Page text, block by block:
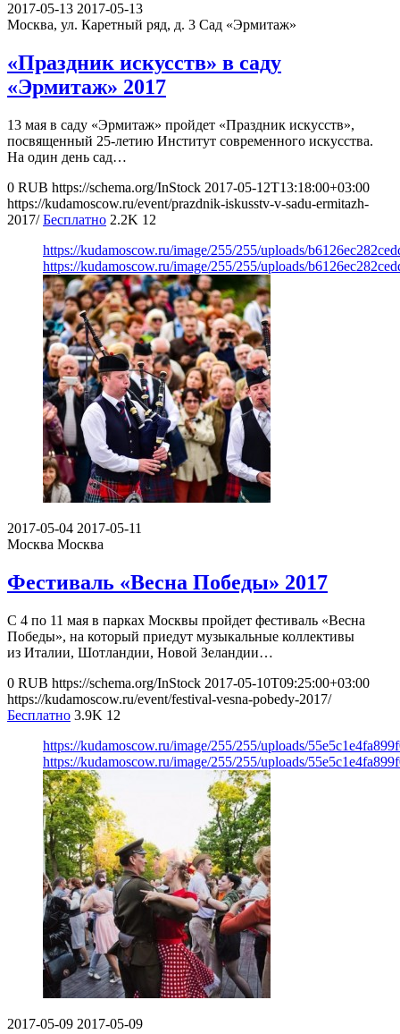
2017-05-13 2017-05-13
Москва, ул. Каретный ряд, д. 3 Сад «Эрмитаж»
«Праздник искусств» в саду
«Эрмитаж» 2017
13 мая в саду «Эрмитаж» пройдет «Праздник искусств»,
посвященный 25-летию Институт современного искусства.
На один день сад…
0 RUB https://schema.org/InStock 2017-05-12T13:18:00+03:00
https://kudamoscow.ru/event/prazdnik-iskusstv-v-sadu-ermitazh-
2017/ Бесплатно 2.2K 12
https://kudamoscow.ru/image/255/255/uploads/
https://kudamoscow.ru/image/255/255/uploads/
2017-05-04 2017-05-11
Москва Москва
Фестиваль «Весна Победы» 2017
С 4 по 11 мая в парках Москвы пройдет фестиваль «Весна
Победы», на который приедут музыкальные коллективы
из Италии, Шотландии, Новой Зеландии…
0 RUB https://schema.org/InStock 2017-05-10T09:25:00+03:00
https://kudamoscow.ru/event/festival-vesna-pobedy-2017/
Бесплатно 3.9K 12
https://kudamoscow.ru/image/255/255/uploads/
https://kudamoscow.ru/image/255/255/uploads/
2017-05-09 2017-05-09